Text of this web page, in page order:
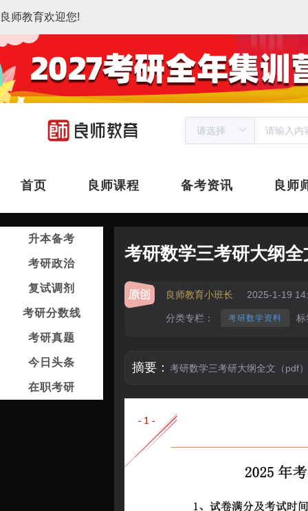
良师教育欢迎您!
首页 良师课程 备考资讯 良师
升本备考
考研政治
复试调剂
考研分数线
考研真题
今日头条
在职考研
考研数学三考研大纲
良师教育小班长 2025-1-19
分类专栏： 考研数学资料 标
摘要： 考研数学三考研大纲全文（pdf）